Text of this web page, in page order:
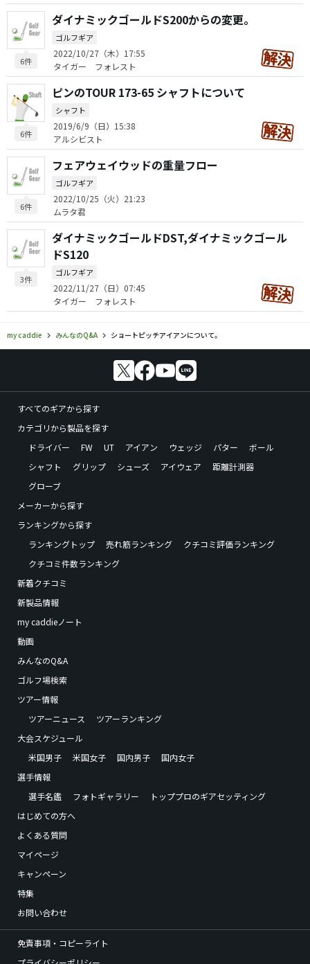
6件
ダイナミックゴールドS200からの変更。
ゴルフギア
2022/10/27（木）17:55
タイガー フォレスト
6件
ピンのTOUR 173-65 シャフトについて
シャフト
2019/6/9（日）15:38
アルシビスト
6件
フェアウェイウッドの重量フロー
ゴルフギア
2022/10/25（火）21:23
ムラタ君
3件
ダイナミックゴールドDST,ダイナミックゴール
ドS120
ゴルフギア
2022/11/27（日）07:45
タイガー フォレスト
my caddie みんなのQ&A ショートピッチアイアンについて。
すべてのギアから探す
カテゴリから製品を探す
ドライバー
FW UT アイアン ウェッジ パター
ボール
シャフト
グリップ シューズ アイウェア
距離計測器
グローブ
メーカーから探す
ランキングから探す
ランキングトップ
売れ筋ランキング
クチコミ評価ランキング
クチコミ件数ランキング
新着クチコミ
新製品情報
my caddieノート
動画
みんなのQ&A
ゴルフ場検索
ツアー情報
ツアーニュース
ツアーランキング
大会スケジュール
米国男子
米国女子 国内男子
国内女子
選手情報
選手名鑑
フォトギャラリー
トッププロのギアセッティング
はじめての方へ
よくある質問
マイページ
キャンペーン
特集
お問い合わせ
免責事項・コピーライト